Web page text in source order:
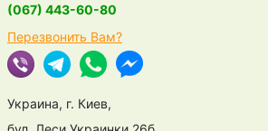
(067) 443-60-80
Перезвонить Вам?
Украина, г. Киев,